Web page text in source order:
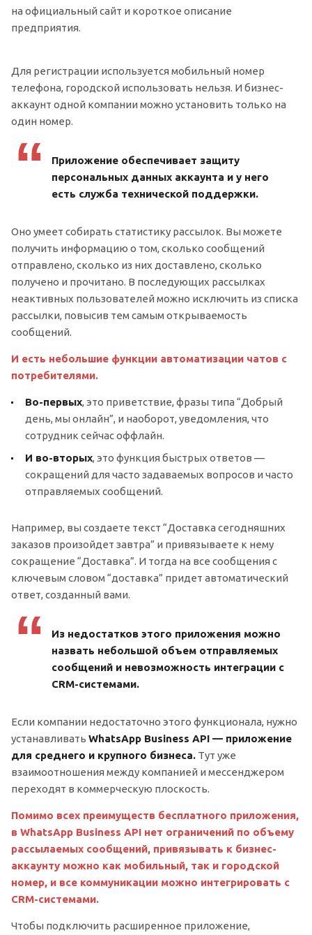
на официальный сайт и короткое описание
предприятия.
Для регистрации используется мобильный номер
телефона, городской использовать нельзя. И бизнес-
аккаунт одной компании можно установить только на
один номер.
Приложение обеспечивает защиту
персональных данных аккаунта и у него
есть служба технической поддержки.
Оно умеет собирать статистику рассылок. Вы можете
получить информацию о том, сколько сообщений
отправлено, сколько из них доставлено, сколько
получено и прочитано. В последующих рассылках
неактивных пользователей можно исключить из списка
рассылки, повысив тем самым открываемость
сообщений.
И есть небольшие функции автоматизации чатов с
потребителями.
Во-первых, это приветствие, фразы типа “Добрый
день, мы онлайн”, и наоборот, уведомления, что
сотрудник сейчас оффлайн.
И во-вторых, это функция быстрых ответов —
сокращений для часто задаваемых вопросов и часто
отправляемых сообщений.
Например, вы создаете текст “Доставка сегодняшних
заказов произойдет завтра” и привязываете к нему
сокращение “Доставка”. И тогда на все сообщения с
ключевым словом “доставка” придет автоматический
ответ, созданный вами.
Из недостатков этого приложения можно
назвать небольшой объем отправляемых
сообщений и невозможность интеграции с
CRM-системами.
Если компании недостаточно этого функционала, нужно
устанавливать WhatsApp Business API — приложение
для среднего и крупного бизнеса. Тут уже
взаимоотношения между компанией и мессенджером
переходят в коммерческую плоскость.
Помимо всех преимуществ бесплатного приложения,
в WhatsApp Business API нет ограничений по объему
рассылаемых сообщений, привязывать к бизнес-
аккаунту можно как мобильный, так и городской
номер, и все коммуникации можно интегрировать с
CRM-системами.
Чтобы подключить расширенное приложение,